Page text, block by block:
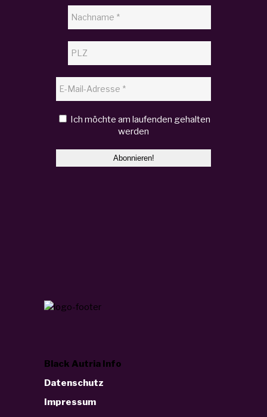
Ich möchte am laufenden gehalten
werden
Black Autria Info
Datenschutz
Impressum